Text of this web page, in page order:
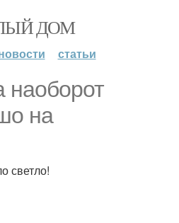
ДОМ
статьи
наоборот
на
светло!